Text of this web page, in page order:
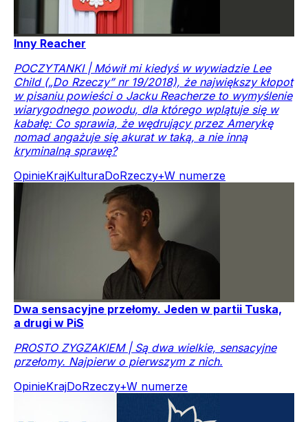
Inny Reacher
POCZYTANKI | Mówił mi kiedyś w wywiadzie Lee
Child („Do Rzeczy” nr 19/2018), że największy kłopot
w pisaniu powieści o Jacku Reacherze to wymyślenie
wiarygodnego powodu, dla którego wplątuje się w
kabałę: Co sprawia, że wędrujący przez Amerykę
nomad angażuje się akurat w taką, a nie inną
kryminalną sprawę?
OpinieKrajKulturaDoRzeczy+W numerze
Dwa sensacyjne przełomy. Jeden w partii Tuska,
a drugi w PiS
PROSTO ZYGZAKIEM | Są dwa wielkie, sensacyjne
przełomy. Najpierw o pierwszym z nich.
OpinieKrajDoRzeczy+W numerze